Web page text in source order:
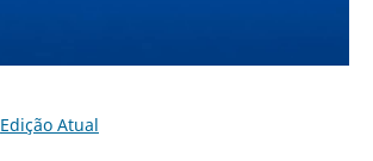
Edição Atual